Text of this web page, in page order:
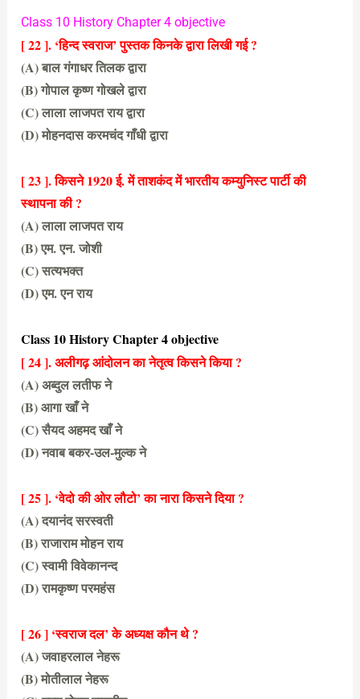
Class 10 History Chapter 4 objective
[ 22 ]. ‘हिन्द स्वराज’ पुस्तक किनके द्वारा लिखी गई ?
(A) बाल गंगाधर तिलक द्वारा
(B) गोपाल कृष्ण गोखले द्वारा
(C) लाला लाजपत राय द्वारा
(D) मोहनदास करमचंद गाँधी द्वारा
[ 23 ]. किसने 1920 ई. में ताशकंद में भारतीय कम्युनिस्ट पार्टी की
स्थापना की ?
(A) लाला लाजपत राय
(B) एम. एन. जोशी
(C) सत्यभक्त
(D) एम. एन राय
Class 10 History Chapter 4 objective
[ 24 ]. अलीगढ़ आंदोलन का नेतृत्व किसने किया ?
(A) अब्दुल लतीफ ने
(B) आगा खाँ ने
(C) सैयद अहमद खाँ ने
(D) नवाब बकर-उल-मुल्क ने
[ 25 ]. ‘वेदो की ओर लौटो’ का नारा किसने दिया ?
(A) दयानंद सरस्वती
(B) राजाराम मोहन राय
(C) स्वामी विवेकानन्द
(D) रामकृष्ण परमहंस
[ 26 ] ‘स्वराज दल’ के अध्यक्ष कौन थे ?
(A) जवाहरलाल नेहरू
(B) मोतीलाल नेहरू